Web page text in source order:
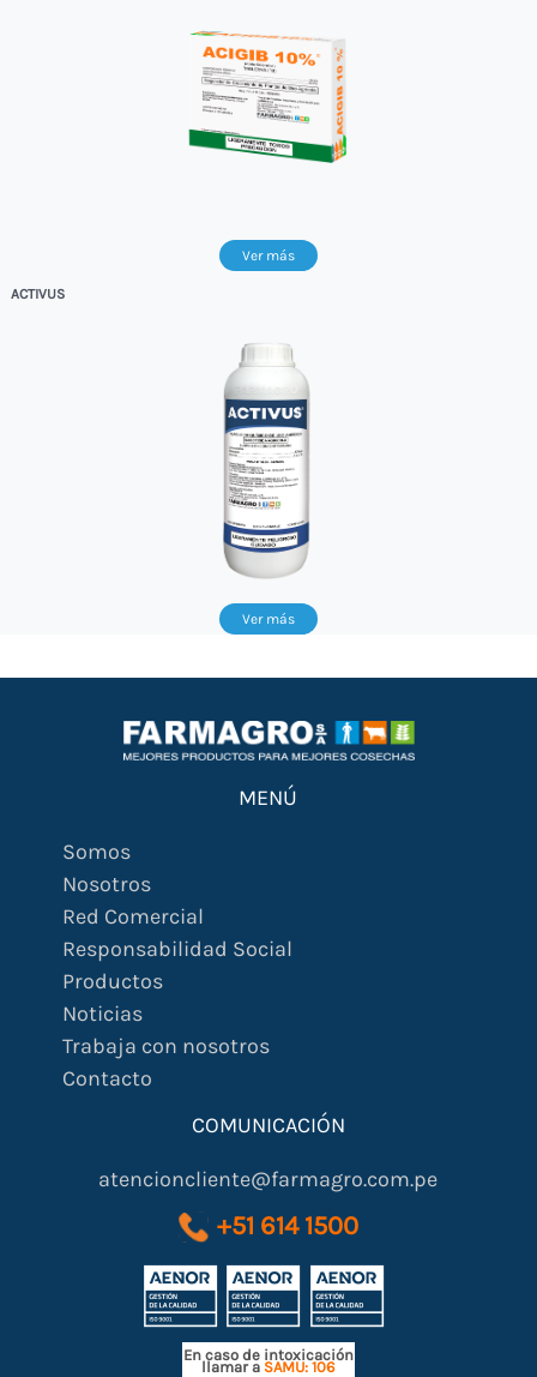
Ver más
ACTIVUS
Ver más
MENÚ
Somos
Nosotros
Red Comercial
Responsabilidad Social
Productos
Noticias
Trabaja con nosotros
Contacto
COMUNICACIÓN
atencioncliente@farmagro.com.pe
+51 614 1500
En caso de intoxicación
llamar a SAMU: 106